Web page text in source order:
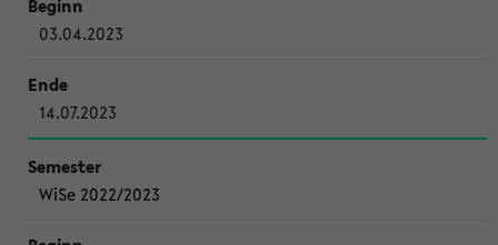
03.04.2023
14.07.2023
WiSe 2022/2023